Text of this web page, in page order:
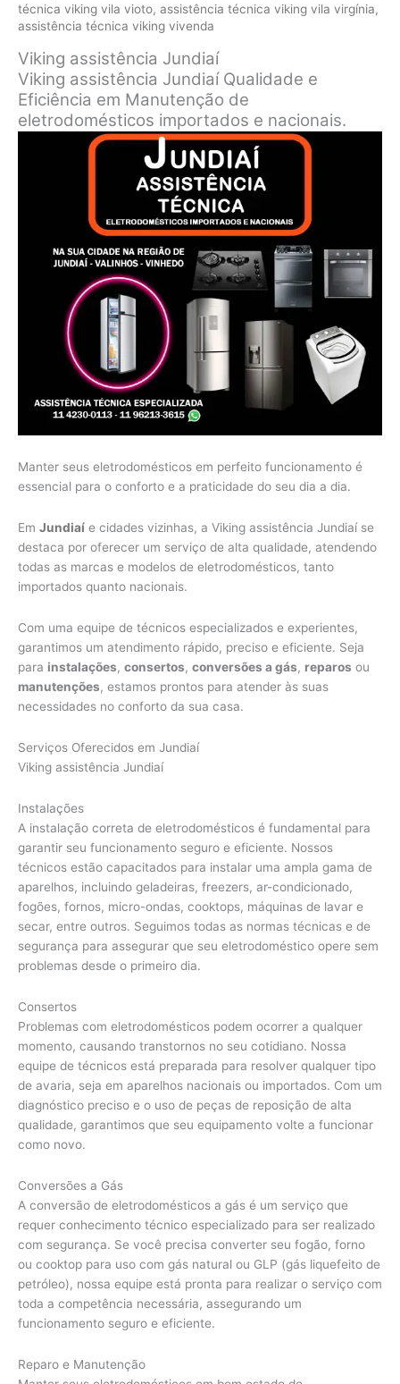
técnica viking vila vioto, assistência técnica viking vila virgínia,
assistência técnica viking vivenda
Viking assistência Jundiaí
Viking assistência Jundiaí Qualidade e
Eficiência em Manutenção de
eletrodomésticos importados e nacionais.
Manter seus eletrodomésticos em perfeito funcionamento é
essencial para o conforto e a praticidade do seu dia a dia.
Em Jundiaí e cidades vizinhas, a Viking assistência Jundiaí se
destaca por oferecer um serviço de alta qualidade, atendendo
todas as marcas e modelos de eletrodomésticos, tanto
importados quanto nacionais.
Com uma equipe de técnicos especializados e experientes,
garantimos um atendimento rápido, preciso e eficiente. Seja
para instalações, consertos, conversões a gás, reparos ou
manutenções, estamos prontos para atender às suas
necessidades no conforto da sua casa.
Serviços Oferecidos em Jundiaí
Viking assistência Jundiaí
Instalações
A instalação correta de eletrodomésticos é fundamental para
garantir seu funcionamento seguro e eficiente. Nossos
técnicos estão capacitados para instalar uma ampla gama de
aparelhos, incluindo geladeiras, freezers, ar-condicionado,
fogões, fornos, micro-ondas, cooktops, máquinas de lavar e
secar, entre outros. Seguimos todas as normas técnicas e de
segurança para assegurar que seu eletrodoméstico opere sem
problemas desde o primeiro dia.
Consertos
Problemas com eletrodomésticos podem ocorrer a qualquer
momento, causando transtornos no seu cotidiano. Nossa
equipe de técnicos está preparada para resolver qualquer tipo
de avaria, seja em aparelhos nacionais ou importados. Com um
diagnóstico preciso e o uso de peças de reposição de alta
qualidade, garantimos que seu equipamento volte a funcionar
como novo.
Conversões a Gás
A conversão de eletrodomésticos a gás é um serviço que
requer conhecimento técnico especializado para ser realizado
com segurança. Se você precisa converter seu fogão, forno
ou cooktop para uso com gás natural ou GLP (gás liquefeito de
petróleo), nossa equipe está pronta para realizar o serviço com
toda a competência necessária, assegurando um
funcionamento seguro e eficiente.
Reparo e Manutenção